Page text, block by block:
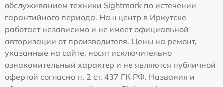
обслуживанием техники Sightmark по истечении
гарантийного периода. Наш центр в Иркутске
работает независимо и не имеет официальной
авторизации от производителя. Цены на ремонт,
указанные на сайте, носят исключительно
ознакомительный характер и не являются публичной
офертой согласно п. 2 ст. 437 ГК РФ. Названия и